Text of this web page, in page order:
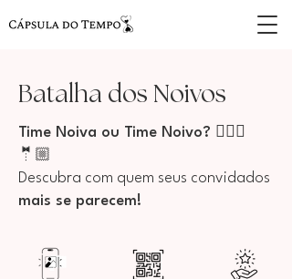
Batalha dos Noivos
Time Noiva ou Time Noivo? 👰🏻‍♀️
🤵🏼
Descubra com quem seus convidados
mais se parecem!